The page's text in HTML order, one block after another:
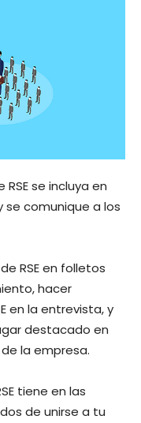
se incluya en
comunique a los
RSE en folletos
hacer
en la entrevista, y
destacado en
la empresa.
tiene en las
de unirse a tu